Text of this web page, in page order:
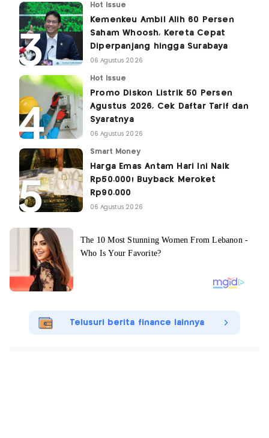
Hot Issue
Kemenkeu Ambil Alih 60 Persen
Saham Whoosh, Kereta Cepat
Diperpanjang hingga Surabaya
06 Agustus 2026
Hot Issue
Promo Diskon Listrik 50 Persen
Agustus 2026, Cek Daftar Tarif dan
Syaratnya
06 Agustus 2026
Smart Money
Harga Emas Antam Hari Ini Naik
Rp50.000! Buyback Meroket
Rp90.000
06 Agustus 2026
Telusuri berita finance lainnya